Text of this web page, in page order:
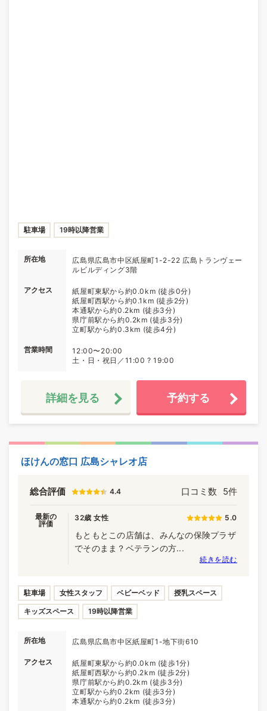
駐車場 19時以降営業
所在地
広島県広島市中区紙屋町1-2-22 広島トランヴェー
ルビルディング3階
アクセス
紙屋町東駅から約0.0km (徒歩0分)
紙屋町西駅から約0.1km (徒歩2分)
本通駅から約0.2km (徒歩3分)
県庁前駅から約0.2km (徒歩3分)
立町駅から約0.3km (徒歩4分)
営業時間
12:00〜20:00
土・日・祝日／11:00 ? 19:00
詳細を見る 予約する
ほけんの窓口 広島シャレオ店
総合評価 4.4 口コミ数 5件
最新の
評価
32歳 女性 5.0
もともとこの店舗は、みんなの保険プラザ
でそのまま？ベテランの方...
続きを読む
駐車場 女性スタッフ ベビーベッド 授乳スペース
キッズスペース 19時以降営業
所在地 広島県広島市中区紙屋町1-地下街610
アクセス
紙屋町東駅から約0.0km (徒歩1分)
紙屋町西駅から約0.2km (徒歩2分)
県庁前駅から約0.2km (徒歩3分)
立町駅から約0.2km (徒歩3分)
本通駅から約0.2km (徒歩3分)